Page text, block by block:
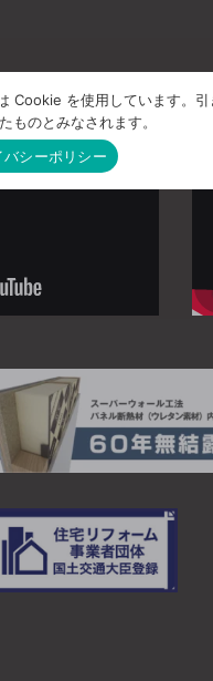
Cookie を使用しています。引
ものとみなされます。
バシーポリシー